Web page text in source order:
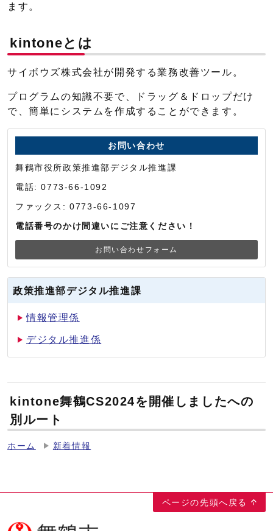
ます。
kintoneとは
サイボウズ株式会社が開発する業務改善ツール。
プログラムの知識不要で、ドラッグ＆ドロップだけ
で、簡単にシステムを作成することができます。
お問い合わせ
舞鶴市役所政策推進部デジタル推進課
電話: 0773-66-1092
ファックス: 0773-66-1097
電話番号のかけ間違いにご注意ください！
お問い合わせフォーム
政策推進部デジタル推進課
情報管理係
デジタル推進係
kintone舞鶴CS2024を開催しましたへの
別ルート
ホーム 新着情報
ページの先頭へ戻る